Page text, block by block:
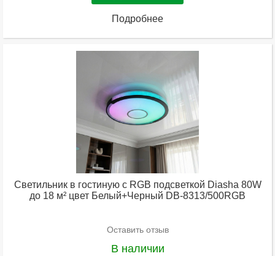
Подробнее
Светильник в гостиную с RGB подсветкой Diasha 80W
до 18 м² цвет Белый+Черный DB-8313/500RGB
Оставить отзыв
В наличии